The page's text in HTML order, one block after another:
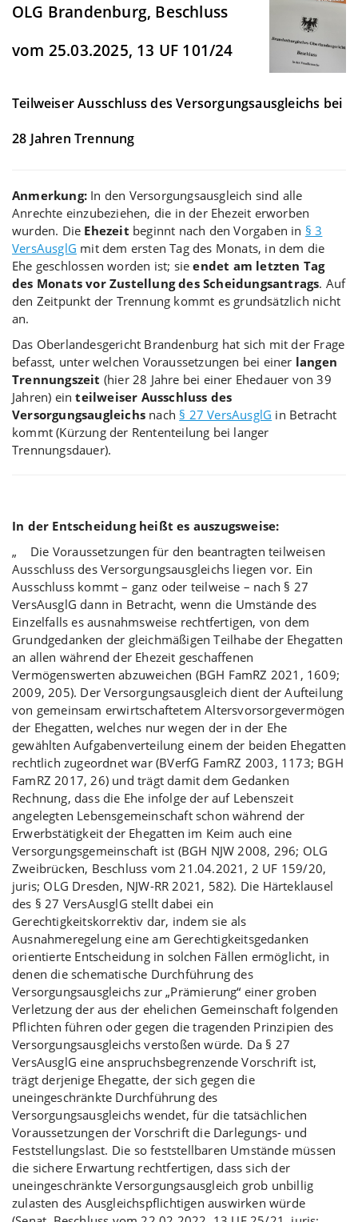
OLG Brandenburg, Beschluss
vom 25.03.2025, 13 UF 101/24
Teilweiser Ausschluss des Versorgungsausgleichs bei
28 Jahren Trennung
Anmerkung: In den Versorgungsausgleich sind alle
Anrechte einzubeziehen, die in der Ehezeit erworben
wurden. Die Ehezeit beginnt nach den Vorgaben in § 3
VersAusglG mit dem ersten Tag des Monats, in dem die
Ehe geschlossen worden ist; sieendet am letzten Tag
des Monats vor Zustellung des Scheidungsantrags. Auf
den Zeitpunkt der Trennung kommt es grundsätzlich nicht
an.
Das Oberlandesgericht Brandenburg hat sich mit der Frage
befasst, unter welchen Voraussetzungen bei einer langen
Trennungszeit (hier 28 Jahre bei einer Ehedauer von 39
Jahren) einteilweiser Ausschluss des
Versorgungsaugleichs nach § 27 VersAusglG in Betracht
kommt (Kürzung der Rententeilung bei langer
Trennungsdauer).
In der Entscheidung heißt es auszugsweise:
„ Die Voraussetzungen für den beantragten teilweisen
Ausschluss des Versorgungsausgleichs liegen vor. Ein
Ausschluss kommt – ganz oder teilweise – nach § 27
VersAusglG dann in Betracht, wenn die Umstände des
Einzelfalls es ausnahmsweise rechtfertigen, von dem
Grundgedanken der gleichmäßigen Teilhabe der Ehegatten
an allen während der Ehezeit geschaffenen
Vermögenswerten abzuweichen (BGH FamRZ 2021, 1609;
2009, 205). Der Versorgungsausgleich dient der Aufteilung
von gemeinsam erwirtschaftetem Altersvorsorgevermögen
der Ehegatten, welches nur wegen der in der Ehe
gewählten Aufgabenverteilung einem der beiden Ehegatten
rechtlich zugeordnet war (BVerfG FamRZ 2003, 1173; BGH
FamRZ 2017, 26) und trägt damit dem Gedanken
Rechnung, dass die Ehe infolge der auf Lebenszeit
angelegten Lebensgemeinschaft schon während der
Erwerbstätigkeit der Ehegatten im Keim auch eine
Versorgungsgemeinschaft ist (BGH NJW 2008, 296; OLG
Zweibrücken, Beschluss vom 21.04.2021, 2 UF 159/20,
juris; OLG Dresden, NJW-RR 2021, 582). Die Härteklausel
des § 27 VersAusglG stellt dabei ein
Gerechtigkeitskorrektiv dar, indem sie als
Ausnahmeregelung eine am Gerechtigkeitsgedanken
orientierte Entscheidung in solchen Fällen ermöglicht, in
denen die schematische Durchführung des
Versorgungsausgleichs zur „Prämierung“ einer groben
Verletzung der aus der ehelichen Gemeinschaft folgenden
Pflichten führen oder gegen die tragenden Prinzipien des
Versorgungsausgleichs verstoßen würde. Da § 27
VersAusglG eine anspruchsbegrenzende Vorschrift ist,
trägt derjenige Ehegatte, der sich gegen die
uneingeschränkte Durchführung des
Versorgungsausgleichs wendet, für die tatsächlichen
Voraussetzungen der Vorschrift die Darlegungs- und
Feststellungslast. Die so feststellbaren Umstände müssen
die sichere Erwartung rechtfertigen, dass sich der
uneingeschränkte Versorgungsausgleich grob unbillig
zulasten des Ausgleichspflichtigen auswirken würde